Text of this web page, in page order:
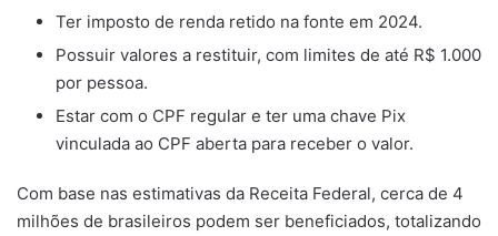
Ter imposto de renda retido na fonte em 2024.
Possuir valores a restituir, com limites de até R$ 1.000
por pessoa.
Estar com o CPF regular e ter uma chave Pix
vinculada ao CPF aberta para receber o valor.
Com base nas estimativas da Receita Federal, cerca de 4
milhões de brasileiros podem ser beneficiados, totalizando